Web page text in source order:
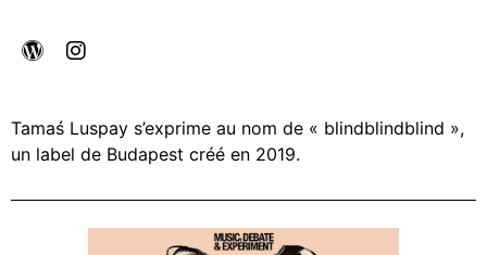
Tamaś Luspay s’exprime au nom de « blindblindblind »,
un label de Budapest créé en 2019.